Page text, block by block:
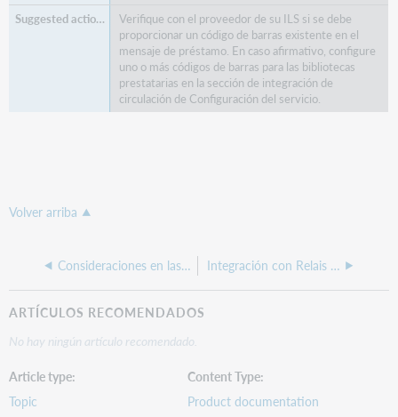
Verifique con el proveedor de su ILS si se debe
proporcionar un código de barras existente en el
mensaje de préstamo. En caso afirmativo, configure
uno o más códigos de barras para las bibliotecas
prestatarias en la sección de integración de
circulación de Configuración del servicio.
Volver arriba
Consideraciones en las políticas Integración con Relais D2D
ARTÍCULOS RECOMENDADOS
No hay ningún artículo recomendado.
Article type
Topic
Content Type
Product documentation